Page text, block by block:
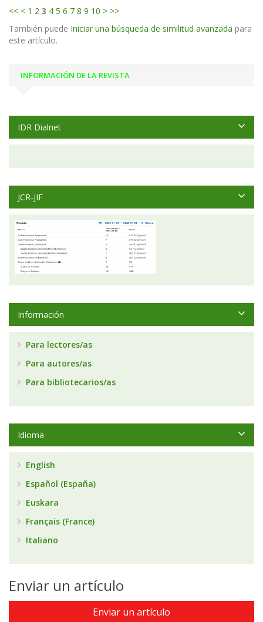
<< < 1 2 3 4 5 6 7 8 9 10 > >>
También puede Iniciar una búsqueda de similitud avanzada para
este artículo.
INFORMACIÓN DE LA REVISTA
IDR Dialnet
JCR-JIF
Información
Para lectores/as
Para autores/as
Para bibliotecarios/as
Idioma
English
Español (España)
Euskara
Français (France)
Italiano
Enviar un artículo
Enviar un artículo